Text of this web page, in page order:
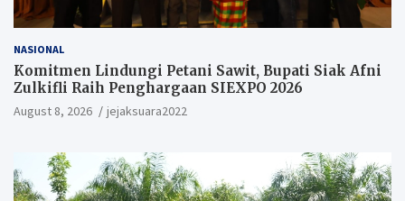
NASIONAL
Komitmen Lindungi Petani Sawit, Bupati Siak Afni
Zulkifli Raih Penghargaan SIEXPO 2026
August 8, 2026 jejaksuara2022